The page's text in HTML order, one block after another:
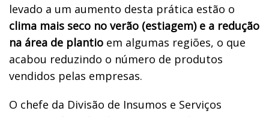
levado a um aumento desta prática estão o
clima mais seco no verão (estiagem) e a redução
na área de plantio em algumas regiões, o que
acabou reduzindo o número de produtos
vendidos pelas empresas.
O chefe da Divisão de Insumos e Serviços